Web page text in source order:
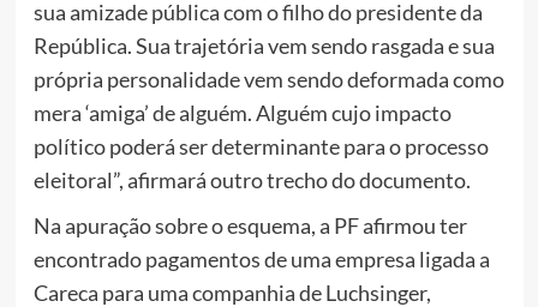
sua amizade pública com o filho do presidente da
República. Sua trajetória vem sendo rasgada e sua
própria personalidade vem sendo deformada como
mera ‘amiga’ de alguém. Alguém cujo impacto
político poderá ser determinante para o processo
eleitoral”, afirmará outro trecho do documento.
Na apuração sobre o esquema, a PF afirmou ter
encontrado pagamentos de uma empresa ligada a
Careca para uma companhia de Luchsinger,